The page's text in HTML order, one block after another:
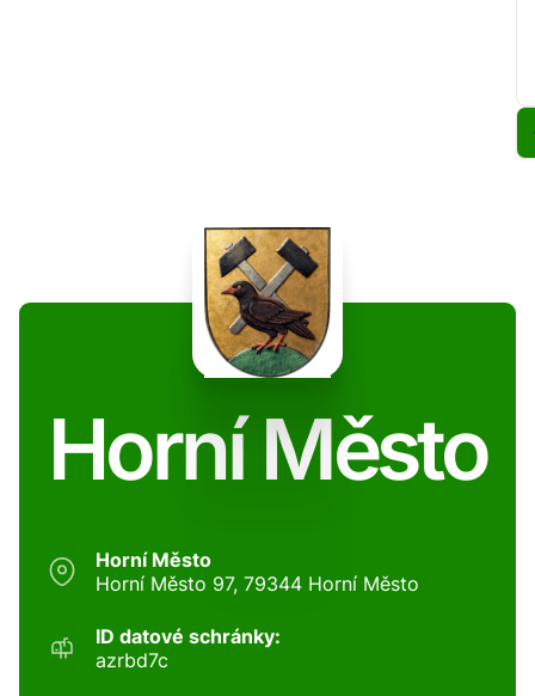
Horní Město
Horní Město
Horní Město 97, 79344 Horní Město
ID datové schránky:
azrbd7c